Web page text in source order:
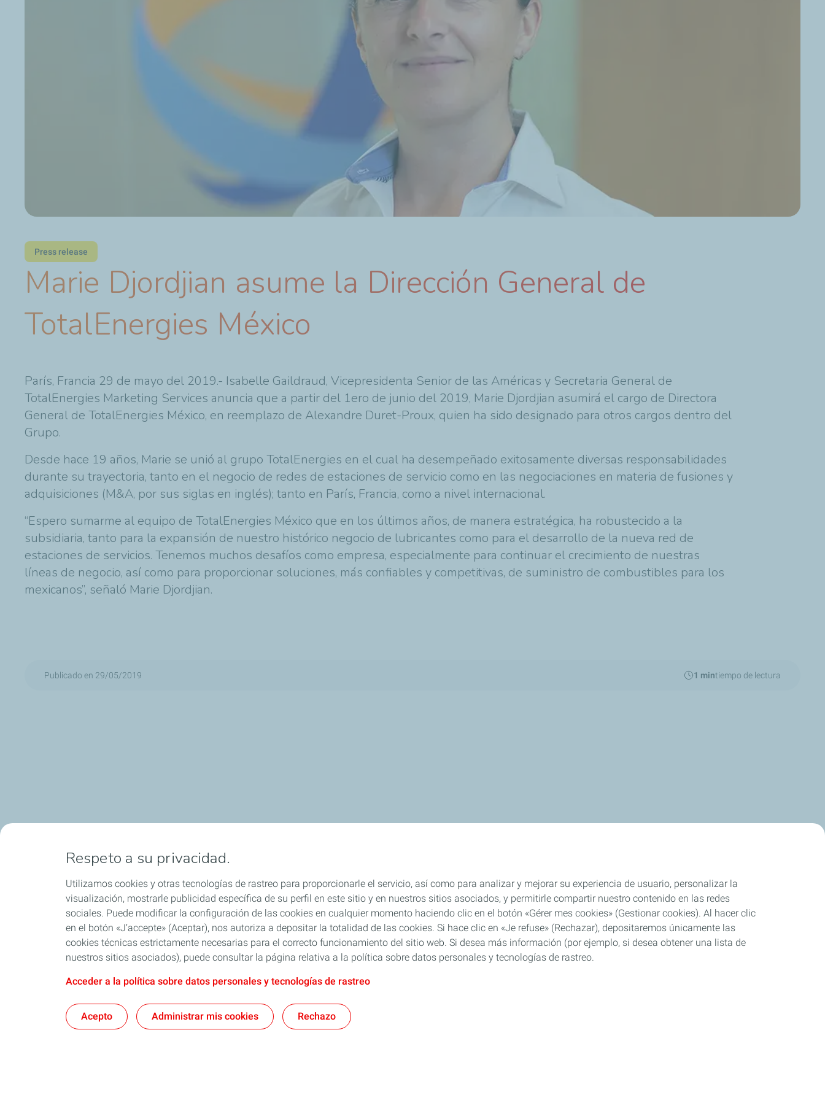
Press release
Marie Djordjian asume la Dirección General de
TotalEnergies México
París, Francia 29 de mayo del 2019.- Isabelle Gaildraud, Vicepresidenta Senior de las Américas y Secretaria General de
TotalEnergies Marketing Services anuncia que a partir del 1ero de junio del 2019, Marie Djordjian asumirá el cargo de Directora
General de TotalEnergies México, en reemplazo de Alexandre Duret-Proux, quien ha sido designado para otros cargos dentro del
Grupo.
Desde hace 19 años, Marie se unió al grupo TotalEnergies en el cual ha desempeñado exitosamente diversas responsabilidades
durante su trayectoria, tanto en el negocio de redes de estaciones de servicio como en las negociaciones en materia de fusiones y
adquisiciones (M&A, por sus siglas en inglés); tanto en París, Francia, como a nivel internacional.
“Espero sumarme al equipo de TotalEnergies México que en los últimos años, de manera estratégica, ha robustecido a la
subsidiaria, tanto para la expansión de nuestro histórico negocio de lubricantes como para el desarrollo de la nueva red de
estaciones de servicios. Tenemos muchos desafíos como empresa, especialmente para continuar el crecimiento de nuestras
líneas de negocio, así como para proporcionar soluciones, más confiables y competitivas, de suministro de combustibles para los
mexicanos”, señaló Marie Djordjian.
Publicado en 29/05/2019 1 mintiempo de lectura
Respeto a su privacidad.
Utilizamos cookies y otras tecnologías de rastreo para proporcionarle el servicio, así como para analizar y mejorar su experiencia de usuario, personalizar la
visualización, mostrarle publicidad específica de su perfil en este sitio y en nuestros sitios asociados, y permitirle compartir nuestro contenido en las redes
sociales. Puede modificar la configuración de las cookies en cualquier momento haciendo clic en el botón «Gérer mes cookies» (Gestionar cookies). Al hacer clic
en el botón «J’accepte» (Aceptar), nos autoriza a depositar la totalidad de las cookies. Si hace clic en «Je refuse» (Rechazar), depositaremos únicamente las
cookies técnicas estrictamente necesarias para el correcto funcionamiento del sitio web. Si desea más información (por ejemplo, si desea obtener una lista de
nuestros sitios asociados), puede consultar la página relativa a la política sobre datos personales y tecnologías de rastreo.
Acceder a la política sobre datos personales y tecnologías de rastreo
Acepto Administrar mis cookies Rechazo